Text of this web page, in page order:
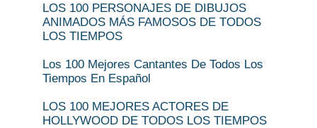
LOS 100 PERSONAJES DE DIBUJOS
ANIMADOS MÁS FAMOSOS DE TODOS
LOS TIEMPOS
Los 100 Mejores Cantantes De Todos Los
Tiempos En Español
LOS 100 MEJORES ACTORES DE
HOLLYWOOD DE TODOS LOS TIEMPOS